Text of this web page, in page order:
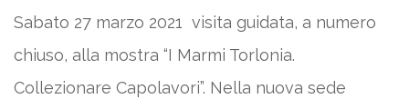
Sabato 27 marzo 2021 visita guidata, a numero
chiuso, alla mostra “I Marmi Torlonia.
Collezionare Capolavori”. Nella nuova sede